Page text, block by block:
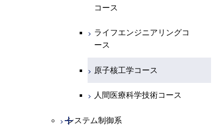
コース
ライフエンジニアリングコ
ース
原子核工学コース
人間医療科学技術コース
システム制御系
開閉